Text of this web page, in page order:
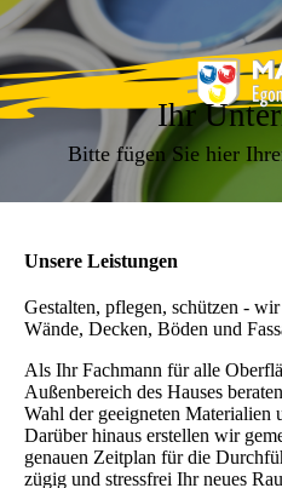
Ihr
Bitte fügen Sie hier
Unsere Leistungen
Gestalten, pflegen, schützen -
Wände, Decken, Böden und
Als Ihr Fachmann für alle
Außenbereich des Hauses
Wahl der geeigneten Materialien
Darüber hinaus erstellen wir
genauen Zeitplan für die
zügig und stressfrei Ihr neues